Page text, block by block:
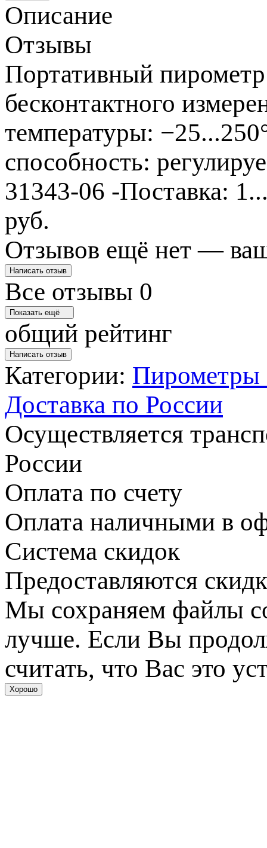
Описание
Отзывы
Портативный
бесконтактного
температуры:
способность:
31343-06 -Поставка:
руб.
Отзывов ещё нет —
Написать отзыв
Все отзывы 0
Показать ещё
общий рейтинг
Написать отзыв
Категории: Пирометры
Доставка по России
Осуществляется
России
Оплата по счету
Оплата наличными в
Система скидок
Предоставляются
Мы сохраняем файлы
лучше. Если Вы
считать, что Вас это
Хорошо